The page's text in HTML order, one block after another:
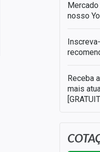
nosso
Receba
mais